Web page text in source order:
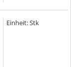
Einheit:Stk